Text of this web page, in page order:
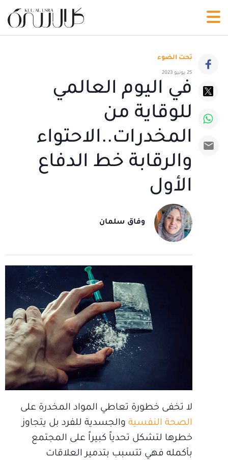
تحت الضوء
25 يونيو 2023
في اليوم العالمي
للوقاية من
المخدرات..الاحتواء
والرقابة خط الدفاع
الأول
وفاق سلمان
لا تخفى خطورة تعاطي المواد المخدرة على
الصحة النفسية والجسدية للفرد بل يتجاوز
خطرها لتشكل تحدياً كبيراً على المجتمع
بأكمله فهي تتسبب بتدمير العلاقات